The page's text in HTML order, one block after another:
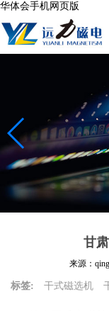
华体会手机网页版
甘
来源：
标签: 干式磁选机